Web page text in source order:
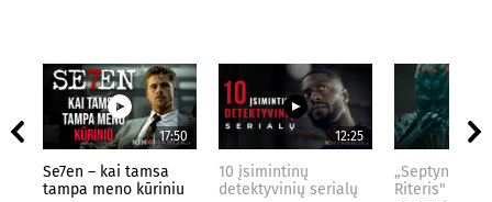
17:50
Se7en – kai tamsa
tampa meno kūriniu
12:25
10 įsimintinų
detektyvinių serialų
„Septynių
Riteris" – kai